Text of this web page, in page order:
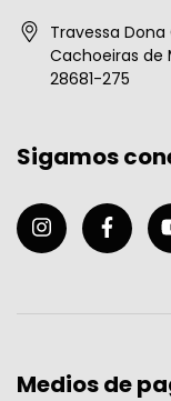
Travessa
Cachoeiras de
28681-275
Sigamos
Medios de